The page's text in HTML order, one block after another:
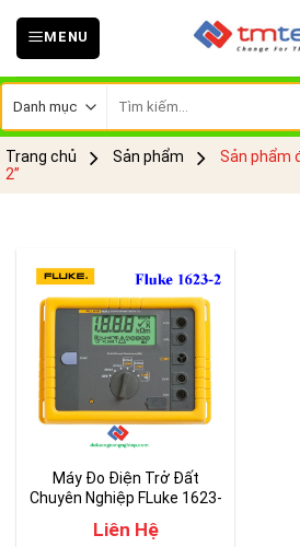
Skip
MENU
kiếm:
Trang chủ Sản phẩm
Sản phẩm
2”
Máy Đo Điện Trở Đất
Chuyên Nghiệp FLuke 1623-
Liên Hệ